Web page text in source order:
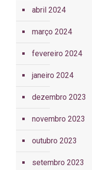
abril 2024
março 2024
fevereiro 2024
janeiro 2024
dezembro 2023
novembro 2023
outubro 2023
setembro 2023